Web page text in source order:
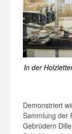
In der
Demonstriert
Sammlung der
Gebrüdern